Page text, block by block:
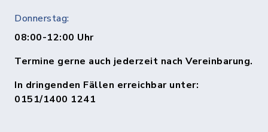
Donnerstag:
08:00-12:00 Uhr
Termine gerne auch jederzeit nach Vereinbarung.
In dringenden Fällen erreichbar unter:
0151/1400 1241